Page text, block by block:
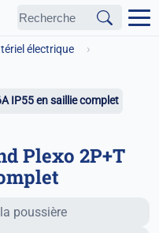
électrique ›
IP55 en saillie complet
Plexo 2P+T
poussière